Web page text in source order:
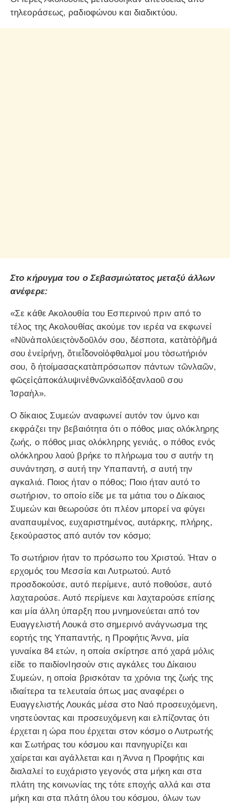
τηλεοράσεως, ραδιοφώνου και διαδικτύου.
Στο κήρυγμα του ο Σεβασμιώτατος μεταξύ άλλων
ανέφερε:
«Σε κάθε Ακολουθία του Εσπερινού πριν από το
τέλος της Ακολουθίας ακούμε τον ιερέα να εκφωνεί
«Νῦνἀπολύειςτὸνδοῦλόν σου, δέσποτα, κατὰτὸῥῆμά
σου ἐνεἰρήνῃ, ὅτιεἶδονοἱὀφθαλμοί μου τὸσωτήριόν
σου, ὃ ἠτοίμασαςκατὰπρόσωπον πάντων τῶνλαῶν,
φῶςεἰςἀποκάλυψινἐθνῶνκαὶδόξανλαοῦ σου
Ἰσραὴλ».
Ο δίκαιος Συμεών αναφωνεί αυτόν τον ύμνο και
εκφράζει την βεβαιότητα ότι ο πόθος μιας ολόκληρης
ζωής, ο πόθος μιας ολόκληρης γενιάς, ο πόθος ενός
ολόκληρου λαού βρήκε το πλήρωμα του σ αυτήν τη
συνάντηση, σ αυτή την Υπαπαντή, σ αυτή την
αγκαλιά. Ποιος ήταν ο πόθος; Ποιο ήταν αυτό το
σωτήριον, το οποίο είδε με τα μάτια του ο Δίκαιος
Συμεών και θεωρούσε ότι πλέον μπορεί να φύγει
αναπαυμένος, ευχαριστημένος, αυτάρκης, πλήρης,
ξεκούραστος από αυτόν τον κόσμο;
Το σωτήριον ήταν το πρόσωπο του Χριστού. Ήταν ο
ερχομός του Μεσσία και Λυτρωτού. Αυτό
προσδοκούσε, αυτό περίμενε, αυτό ποθούσε, αυτό
λαχταρούσε. Αυτό περίμενε και λαχταρούσε επίσης
και μία άλλη ύπαρξη που μνημονεύεται από τον
Ευαγγελιστή Λουκά στο σημερινό ανάγνωσμα της
εορτής της Υπαπαντής, η Προφήτις Άννα, μία
γυναίκα 84 ετών, η οποία σκίρτησε από χαρά μόλις
είδε το παιδίονΙησούν στις αγκάλες του Δίκαιου
Συμεών, η οποία βρισκόταν τα χρόνια της ζωής της
ιδιαίτερα τα τελευταία όπως μας αναφέρει ο
Ευαγγελιστής Λουκάς μέσα στο Ναό προσευχόμενη,
νηστεύοντας και προσευχόμενη και ελπίζοντας ότι
έρχεται η ώρα που έρχεται στον κόσμο ο Λυτρωτής
και Σωτήρας του κόσμου και πανηγυρίζει και
χαίρεται και αγάλλεται και η Άννα η Προφήτις και
διαλαλεί το ευχάριστο γεγονός στα μήκη και στα
πλάτη της κοινωνίας της τότε εποχής αλλά και στα
μήκη και στα πλάτη όλου του κόσμου, όλων των